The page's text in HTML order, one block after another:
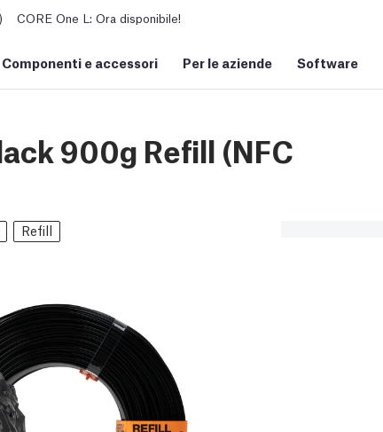
CORE One L: Ora disponibile!
Componenti e accessori Per le aziende Software
900g Refill (NFC
Refill